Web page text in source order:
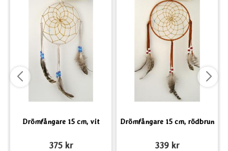
Drömfångare 15 cm, vit
375 kr
Drömfångare 15 cm, rödbrun
Art. nr 1128339 kr